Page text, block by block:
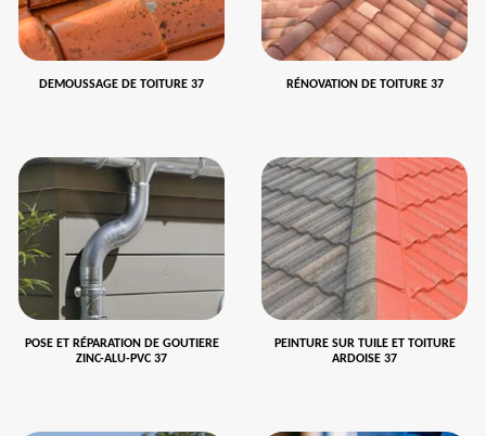
DEMOUSSAGE DE TOITURE 37 RÉNOVATION DE TOITURE 37
POSE ET RÉPARATION DE GOUTIERE
ZINC-ALU-PVC 37
PEINTURE SUR TUILE ET TOITURE
ARDOISE 37